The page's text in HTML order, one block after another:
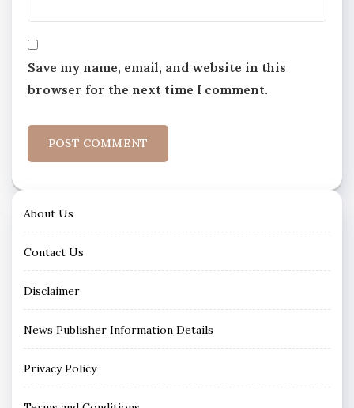
Save my name, email, and website in this
browser for the next time I comment.
About Us
Contact Us
Disclaimer
News Publisher Information Details
Privacy Policy